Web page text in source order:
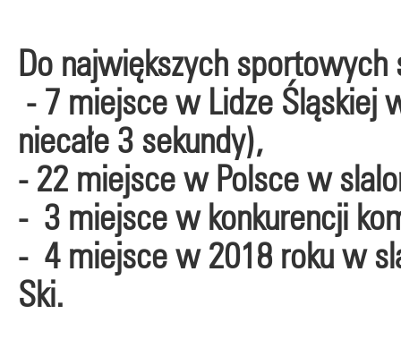
Do największych
- 7 miejsce w Lidze Śląskiej
niecałe 3 sekundy),
- 22 miejsce w Polsce w
- 3 miejsce w konkurencji
- 4 miejsce w 2018 roku w
Ski.